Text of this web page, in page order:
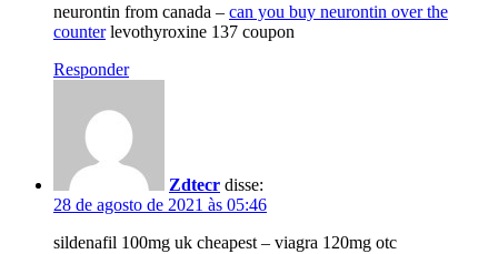
neurontin from canada – can you buy neurontin over the
counterlevothyroxine 137 coupon
Responder
Zdtecr disse:
28 de agosto de 2021 às 05:46
sildenafil 100mg uk cheapest – viagra 120mg otc